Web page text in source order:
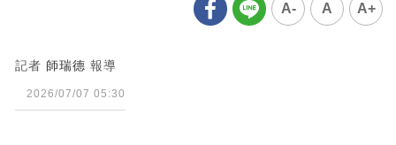
A- A A+
記者 師瑞德 報導
2026/07/07 05:30